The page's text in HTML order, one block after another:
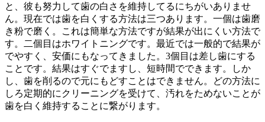
と、彼も努力して歯の白さを維持してるにちがいありませ
ん。現在では歯を白くする方法は三つあります。一個は歯磨
き粉で磨く。これは簡単な方法ですが結果が出にくい方法で
す。二個目はホワイトニングです。最近では一般的で結果が
でやすく、安価にもなってきました。3個目は差し歯にする
ことです。結果はすぐでますし、短時間でできます。しか
し、歯を削るので元にもどすことはできません。どの方法に
しろ定期的にクリーニングを受けて、汚れをためないことが
歯を白く維持することに繋がります。